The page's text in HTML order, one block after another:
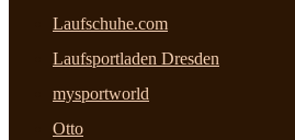
Laufschuhe.com
Laufsportladen Dresden
mysportworld
Otto